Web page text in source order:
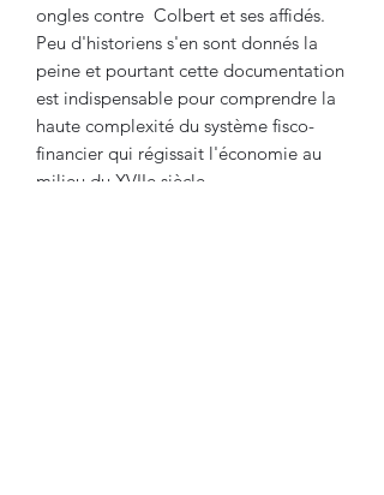
ongles contre Colbert et ses affidés.
Peu d'historiens s'en sont donnés la
peine et pourtant cette documentation
est indispensable pour comprendre la
haute complexité du système fisco-
financier qui régissait l'économie au
milieu du XVIIe siècle.